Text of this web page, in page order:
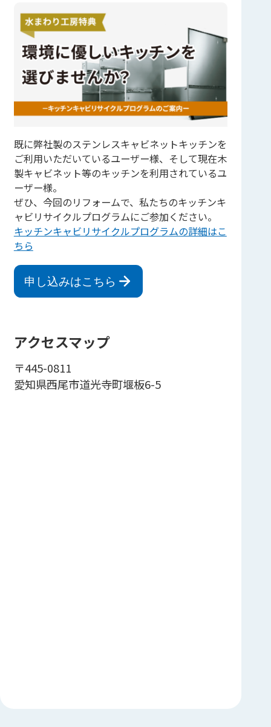
既に弊社製のステンレスキャビネットキッチンを
ご利用いただいているユーザー様、そして現在木
製キャビネット等のキッチンを利用されているユ
ーザー様。
ぜひ、今回のリフォームで、私たちのキッチンキ
ャビリサイクルプログラムにご参加ください。
キッチンキャビリサイクルプログラムの詳細はこ
ちら
申し込みはこちら
アクセスマップ
〒445-0811
愛知県西尾市道光寺町堰板6-5